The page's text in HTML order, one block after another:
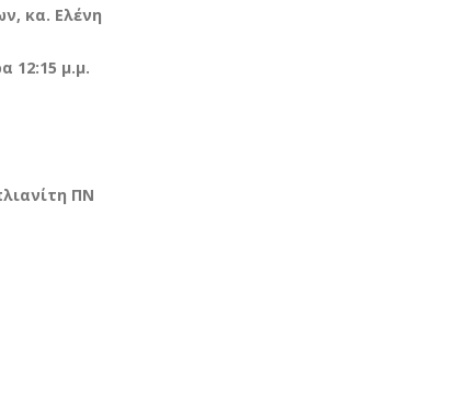
κα. Ελένη
12:15 μ.μ.
ΠΝ